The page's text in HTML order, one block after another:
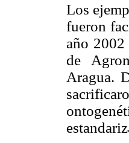
Los
fueron
año
de
Aragua.